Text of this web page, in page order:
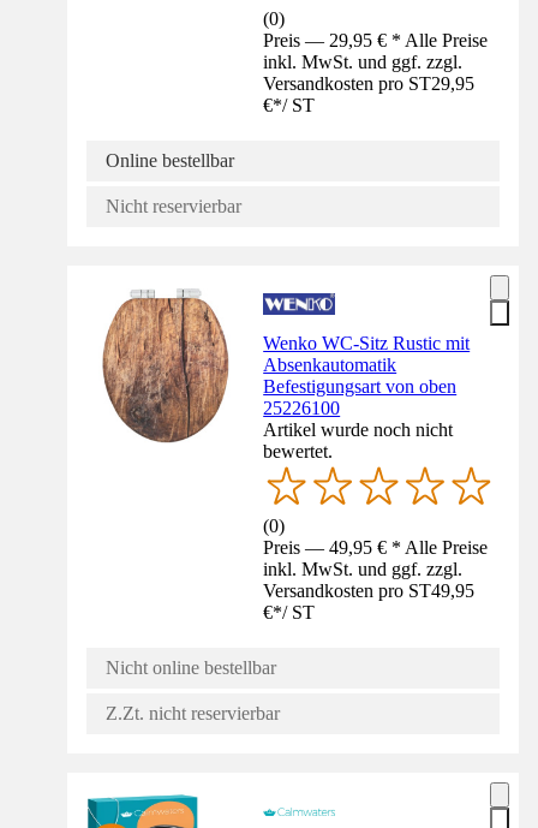
(0)
Preis — 29,95 € * Alle Preise
inkl. MwSt. und ggf. zzgl.
Versandkosten pro ST29,95
€*/ ST
Online bestellbar
Nicht reservierbar
Wenko WC-Sitz Rustic mit
Absenkautomatik
Befestigungsart von oben
25226100
Artikel wurde noch nicht
bewertet.
(0)
Preis — 49,95 € * Alle Preise
inkl. MwSt. und ggf. zzgl.
Versandkosten pro ST49,95
€*/ ST
Nicht online bestellbar
Z.Zt. nicht reservierbar